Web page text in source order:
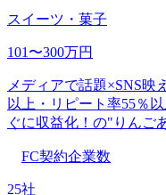
スイーツ・菓子
101〜300万円
メディアで話題×SNS
以上・リピート率55％
ぐに収益化！の"りんご
FC契約企業数
25社